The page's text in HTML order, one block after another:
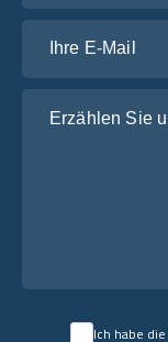
Ich habe die